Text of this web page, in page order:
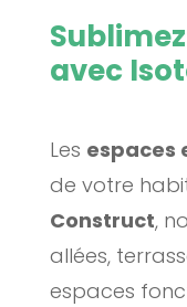
avec
Les espaces
de votre
Construct,
allées,
espaces